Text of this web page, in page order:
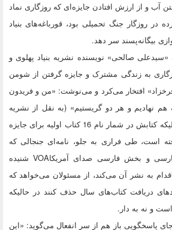
آب و از ارزش افتادن جایزه‌ای که روزگاری نماد
در روزگار جنگ تحمیلی بود، قورباغه‌های بنیاد
بیگانه‌پسند سر دهد.
«سیدعلی صالحی» نویسنده نشریه بنیاد پهلوی و
به زندگی مشترک و جایزه گرفتن از شومن
افتخار می‌کرد و می‌نوشت: «من و فریدون
نهادیم و هر دو گریستیم» (به نقل از نشریه
بنیاد فروردین 1357)، در حالیکه کتابش در شمار نام 16 کتاب اولیه برای جایزه
است، طی فراری به جلو، نامه‌ای جنجالی که
صدایش از BBC بخش فارسی و بخش فارسی صدای آمریکاVOA شنیده
به نشر آن می‌کند، از مسئولان می‌خواهد که
دریافت کتاب‌های سال حذف کنند در حالیکه
و نه به دار.
پاسخگویی باز هم از سر انفعال می‌گوید: «این